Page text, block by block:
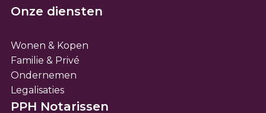
Onze diensten
Wonen & Kopen
Familie & Privé
Ondernemen
Legalisaties
PPH Notarissen